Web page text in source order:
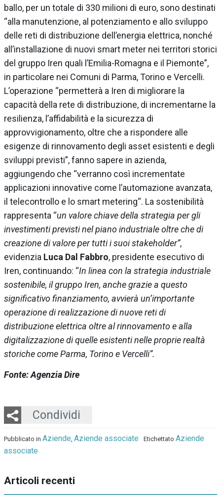
ballo, per un totale di 330 milioni di euro, sono destinati
“alla manutenzione, al potenziamento e allo sviluppo
delle reti di distribuzione dell’energia elettrica, nonché
all’installazione di nuovi smart meter nei territori storici
del gruppo Iren quali l’Emilia-Romagna e il Piemonte”,
in particolare nei Comuni di Parma, Torino e Vercelli.
L’operazione “permetterà a Iren di migliorare la
capacità della rete di distribuzione, di incrementarne la
resilienza, l’affidabilità e la sicurezza di
approvvigionamento, oltre che a rispondere alle
esigenze di rinnovamento degli asset esistenti e degli
sviluppi previsti”, fanno sapere in azienda,
aggiungendo che “verranno così incrementate
applicazioni innovative come l’automazione avanzata,
il telecontrollo e lo smart metering“. La sostenibilità
rappresenta “un valore chiave della strategia per gli
investimenti previsti nel piano industriale oltre che di
creazione di valore per tutti i suoi stakeholder”,
evidenzia Luca Dal Fabbro, presidente esecutivo di
Iren, continuando: “In linea con la strategia industriale
sostenibile, il gruppo Iren, anche grazie a questo
significativo finanziamento, avvierà un’importante
operazione di realizzazione di nuove reti di
distribuzione elettrica oltre al rinnovamento e alla
digitalizzazione di quelle esistenti nelle proprie realtà
storiche come Parma, Torino e Vercelli”.
Fonte: Agenzia Dire
Condividi
Twitter
LinkedIn
Email
Whatsapp
Pubblicato in Aziende Aziende associate Etichettato Aziende
associate
Articoli recenti